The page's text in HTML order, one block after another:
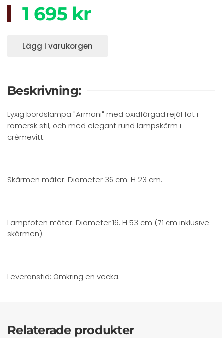
1 695 kr
Lägg i varukorgen
Beskrivning:
Lyxig bordslampa "Armani" med oxidfärgad rejäl fot i
romersk stil, och med elegant rund lampskärm i
crèmevitt.
Skärmen mäter: Diameter 36 cm. H 23 cm.
Lampfoten mäter: Diameter 16. H 53 cm (71 cm inklusive
skärmen).
Leveranstid: Omkring en vecka.
Relaterade produkter